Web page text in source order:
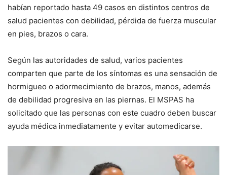
habían reportado hasta 49 casos en distintos centros de
salud pacientes con debilidad, pérdida de fuerza muscular
en pies, brazos o cara.
Según las autoridades de salud, varios pacientes
comparten que parte de los síntomas es una sensación de
hormigueo o adormecimiento de brazos, manos, además
de debilidad progresiva en las piernas. El MSPAS ha
solicitado que las personas con este cuadro deben buscar
ayuda médica inmediatamente y evitar automedicarse.